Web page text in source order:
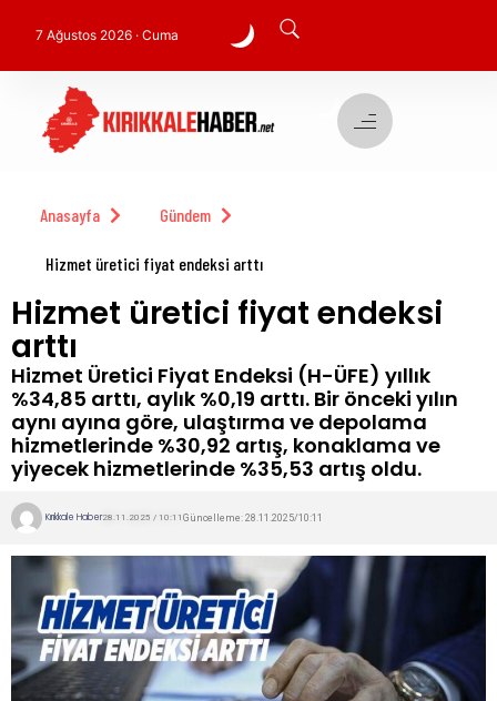
7 Ağustos 2026 · Cuma
Anasayfa Gündem
Hizmet üretici fiyat endeksi arttı
Hizmet üretici fiyat endeksi
arttı
Hizmet Üretici Fiyat Endeksi (H-ÜFE) yıllık
%34,85 arttı, aylık %0,19 arttı. Bir önceki yılın
aynı ayına göre, ulaştırma ve depolama
hizmetlerinde %30,92 artış, konaklama ve
yiyecek hizmetlerinde %35,53 artış oldu.
Kırıkkale Haber28.11.2025 / 10:11 Güncelleme: 28.11.2025/10:11